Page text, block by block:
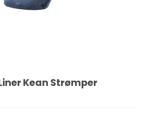
Kean Strømper